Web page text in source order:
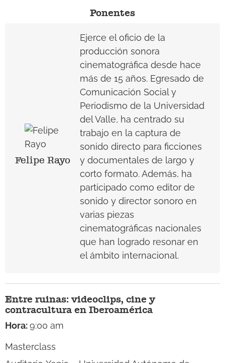
Ponentes
Felipe Rayo
Ejerce el oficio de la
producción sonora
cinematográfica desde hace
más de 15 años. Egresado de
Comunicación Social y
Periodismo de la Universidad
del Valle, ha centrado su
trabajo en la captura de
sonido directo para ficciones
y documentales de largo y
corto formato. Además, ha
participado como editor de
sonido y director sonoro en
varias piezas
cinematográficas nacionales
que han logrado resonar en
el ámbito internacional.
Entre ruinas: videoclips, cine y
contracultura en Iberoamérica
Hora:9:00 am
Masterclass